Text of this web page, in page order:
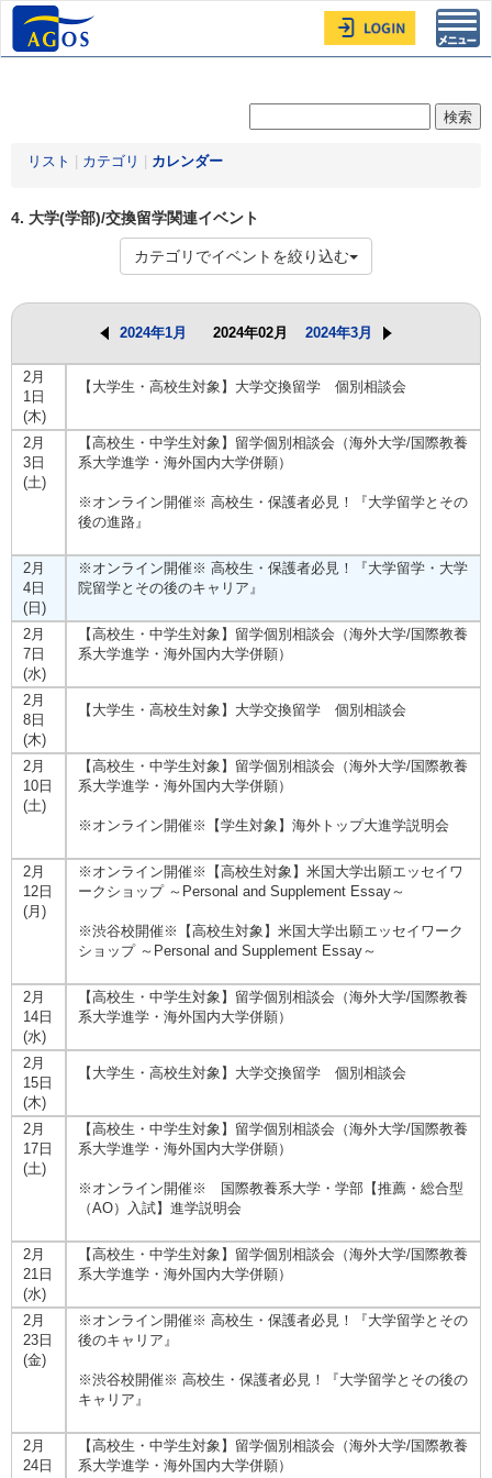
リスト カテゴリ カレンダー
4. 大学(学部)/交換留学関連イベント
カテゴリでイベントを絞り込む
2024年1月 2024年02月 2024年3月
2月
1日
(木)
【大学生・高校生対象】大学交換留学 個別相談会
2月
3日
(土)
【高校生・中学生対象】留学個別相談会（海外大学/国際教養
系大学進学・海外国内大学併願）
※オンライン開催※ 高校生・保護者必見！『大学留学とその
後の進路』
2月
4日
(日)
※オンライン開催※ 高校生・保護者必見！『大学留学・大学
院留学とその後のキャリア』
2月
7日
(水)
【高校生・中学生対象】留学個別相談会（海外大学/国際教養
系大学進学・海外国内大学併願）
2月
8日
(木)
【大学生・高校生対象】大学交換留学 個別相談会
2月
10日
(土)
【高校生・中学生対象】留学個別相談会（海外大学/国際教養
系大学進学・海外国内大学併願）
※オンライン開催※【学生対象】海外トップ大進学説明会
2月
12日
(月)
※オンライン開催※【高校生対象】米国大学出願エッセイワ
ークショップ ～Personal and Supplement Essay～
※渋谷校開催※【高校生対象】米国大学出願エッセイワーク
ショップ ～Personal and Supplement Essay～
2月
14日
(水)
【高校生・中学生対象】留学個別相談会（海外大学/国際教養
系大学進学・海外国内大学併願）
2月
15日
(木)
【大学生・高校生対象】大学交換留学 個別相談会
2月
17日
(土)
【高校生・中学生対象】留学個別相談会（海外大学/国際教養
系大学進学・海外国内大学併願）
※オンライン開催※ 国際教養系大学・学部【推薦・総合型
（AO）入試】進学説明会
2月
21日
(水)
【高校生・中学生対象】留学個別相談会（海外大学/国際教養
系大学進学・海外国内大学併願）
2月
23日
(金)
※オンライン開催※ 高校生・保護者必見！『大学留学とその
後のキャリア』
※渋谷校開催※ 高校生・保護者必見！『大学留学とその後の
キャリア』
2月
24日
【高校生・中学生対象】留学個別相談会（海外大学/国際教養
系大学進学・海外国内大学併願）